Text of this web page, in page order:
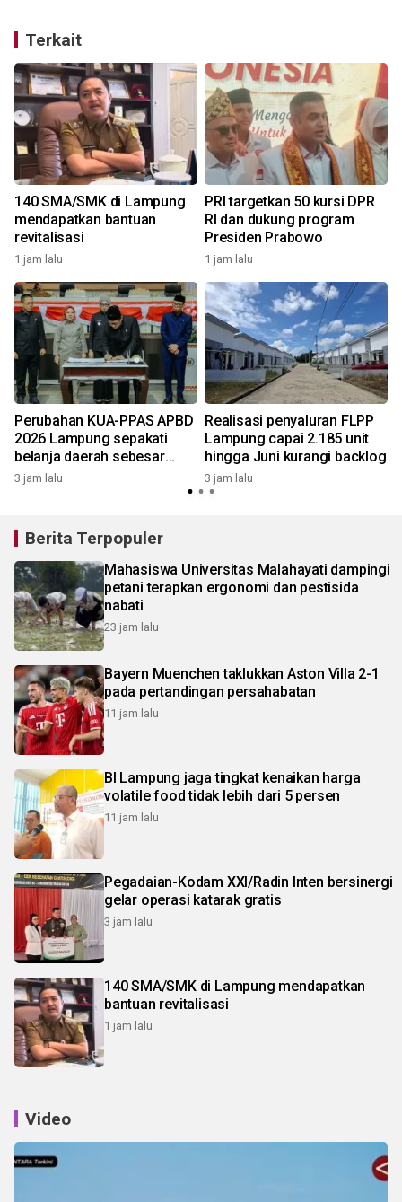
Terkait
140 SMA/SMK di Lampung
mendapatkan bantuan
revitalisasi
1 jam lalu
PRI targetkan 50 kursi DPR
RI dan dukung program
Presiden Prabowo
1 jam lalu
Perubahan KUA-PPAS APBD
2026 Lampung sepakati
belanja daerah sebesar
Rp7,99 triliun
3 jam lalu
Realisasi penyaluran FLPP
Lampung capai 2.185 unit
hingga Juni kurangi backlog
3 jam lalu
Berita Terpopuler
Mahasiswa Universitas Malahayati dampingi
petani terapkan ergonomi dan pestisida
nabati
23 jam lalu
Bayern Muenchen taklukkan Aston Villa 2-1
pada pertandingan persahabatan
11 jam lalu
BI Lampung jaga tingkat kenaikan harga
volatile food tidak lebih dari 5 persen
11 jam lalu
Pegadaian-Kodam XXI/Radin Inten bersinergi
gelar operasi katarak gratis
3 jam lalu
140 SMA/SMK di Lampung mendapatkan
bantuan revitalisasi
1 jam lalu
Video